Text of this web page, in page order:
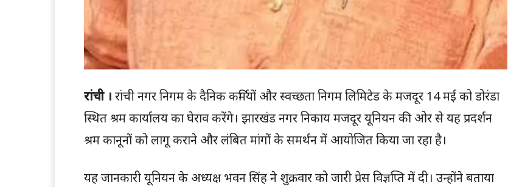
रांची । रांची नगर निगम के दैनिक कर्मियों और स्वच्छता निगम लिमिटेड के मजदूर 14 मई को डोरंडा
स्थित श्रम कार्यालय का घेराव करेंगे। झारखंड नगर निकाय मजदूर यूनियन की ओर से यह प्रदर्शन
श्रम कानूनों को लागू कराने और लंबित मांगों के समर्थन में आयोजित किया जा रहा है।
यह जानकारी यूनियन के अध्यक्ष भवन सिंह ने शुक्रवार को जारी प्रेस विज्ञप्ति में दी। उन्होंने बताया